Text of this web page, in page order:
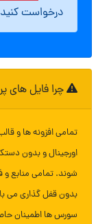
درخواست کنید
چرا فایل های
تمامی افزونه ها و
اورجینال و بدون
شوند. تمامی منابع و
بدون قفل گذاری می
سورس ها اطمینان